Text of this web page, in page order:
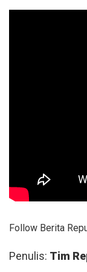
Follow Berita
Penulis: Tim